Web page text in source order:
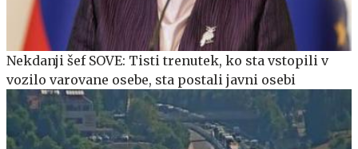
Nekdanji šef SOVE: Tisti trenutek, ko sta vstopili v
vozilo varovane osebe, sta postali javni osebi